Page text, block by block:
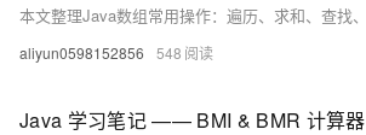
aliyun0598152856 548
Java 学习笔记 —— BMI & BMR 计算器